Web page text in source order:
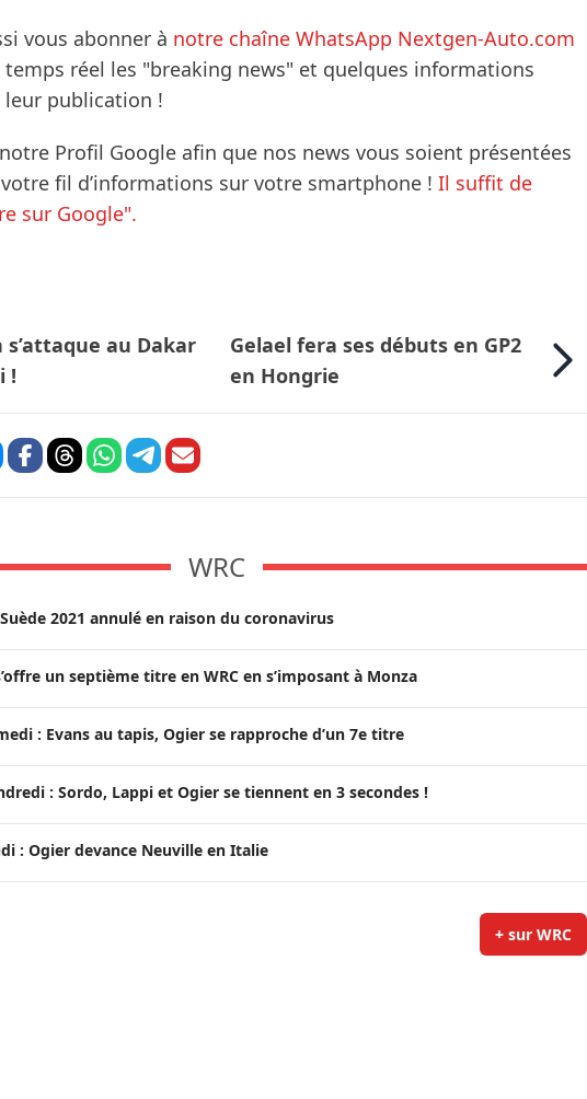
vous abonner à notre chaîne WhatsApp Nextgen-Auto.com
réel les "breaking news" et quelques informations
leur publication !
Profil Google afin que nos news vous soient présentées
fil d’informations sur votre smartphone ! Il suffit de
sur Google".
au Dakar
!
Gelael fera ses débuts en GP2
en Hongrie
WRC
2021 annulé en raison du coronavirus
un septième titre en WRC en s’imposant à Monza
: Evans au tapis, Ogier se rapproche d’un 7e titre
: Sordo, Lappi et Ogier se tiennent en 3 secondes !
: Ogier devance Neuville en Italie
+ sur WRC